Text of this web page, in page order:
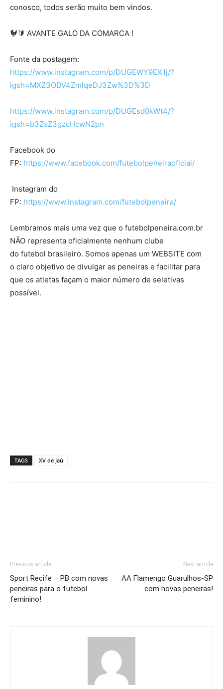
conosco, todos serão muito bem vindos.
🐓🔰 AVANTE GALO DA COMARCA !
Fonte da postagem:
https://www.instagram.com/p/DUGEWY9EX1j/?
igsh=MXZ3ODV4ZmlqeDJ3Zw%3D%3D
https://www.instagram.com/p/DUGEsd0kWt4/?
igsh=b3ZsZ3gzcHcwN2pn
Facebook do
FP: https://www.facebook.com/futebolpeneiraoficial/
Instagram do
FP: https://www.instagram.com/futebolpeneira/
Lembramos mais uma vez que o futebolpeneira.com.br
NÃO representa oficialmente nenhum clube
do futebol brasileiro. Somos apenas um WEBSITE com
o claro objetivo de divulgar as peneiras e facilitar para
que os atletas façam o maior número de seletivas
possível.
TAGS XV de Jaú
Previous article
Sport Recife – PB com novas
peneiras para o futebol
feminino!
Next article
AA Flamengo Guarulhos-SP
com novas peneiras!